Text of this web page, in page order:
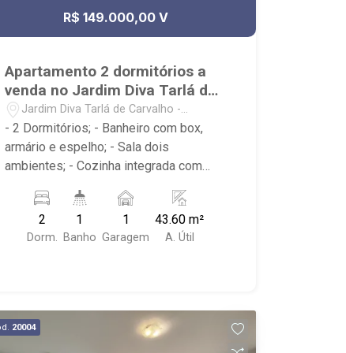
R$ 149.000,00 V
Apartamento 2 dormitórios a
venda no Jardim Diva Tarlá de
Carvalho
Jardim Diva Tarlá de Carvalho -
Ribeirão Preto/SP
- 2 Dormitórios; - Banheiro com box,
armário e espelho; - Sala dois
ambientes; - Cozinha integrada com
- Condomínio com lazer, portaria 24
horas, academia, piscina, quadra
esportiva, salão de festas e
2
Dorm.
1
Banho
1
Garagem
43.60 m²
A. Útil
20004